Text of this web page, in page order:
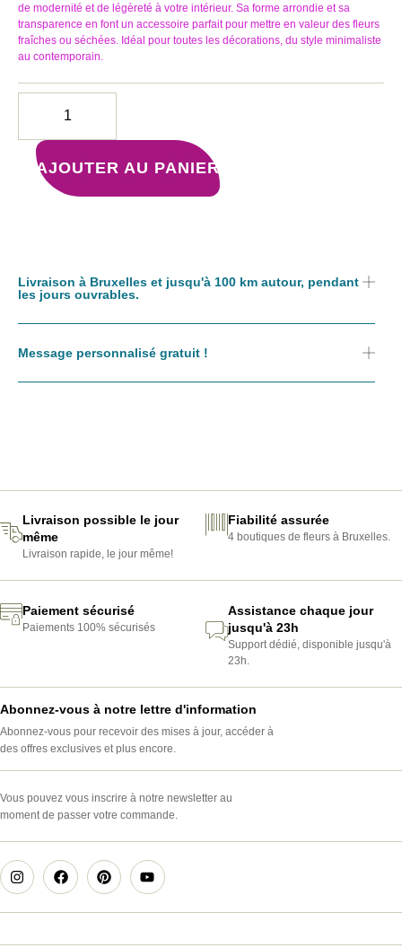
de modernité et de légèreté à votre intérieur. Sa forme arrondie et sa
transparence en font un accessoire parfait pour mettre en valeur des fleurs
fraîches ou séchées. Idéal pour toutes les décorations, du style minimaliste
au contemporain.
AJOUTER AU PANIER
Livraison à Bruxelles et jusqu'à 100 km autour, pendant
les jours ouvrables.
Message personnalisé gratuit !
Livraison possible le jour
même
Livraison rapide, le jour même!
Fiabilité assurée
4 boutiques de fleurs à Bruxelles.
Paiement sécurisé
Paiements 100% sécurisés
Assistance chaque jour
jusqu'à 23h
Support dédié, disponible jusqu'à
23h.
Abonnez-vous à notre lettre d'information
Abonnez-vous pour recevoir des mises à jour, accéder à
des offres exclusives et plus encore.
Vous pouvez vous inscrire à notre newsletter au
moment de passer votre commande.